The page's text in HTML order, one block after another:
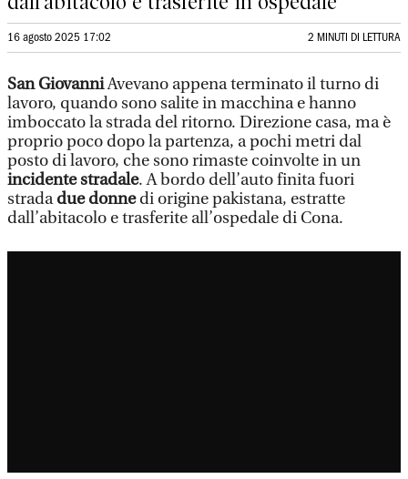
16 agosto 2025 17:02 2 MINUTI DI LETTURA
San GiovanniAvevano appena terminato il turno di
lavoro, quando sono salite in macchina e hanno
imboccato la strada del ritorno. Direzione casa, ma è
proprio poco dopo la partenza, a pochi metri dal
posto di lavoro, che sono rimaste coinvolte in un
incidente stradale. A bordo dell’auto finita fuori
stradadue donnedi origine pakistana, estratte
dall’abitacolo e trasferite all’ospedale di Cona.